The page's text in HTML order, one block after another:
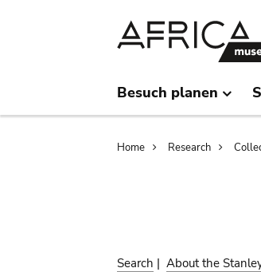
Besuch planen
Home Research
Search | About the